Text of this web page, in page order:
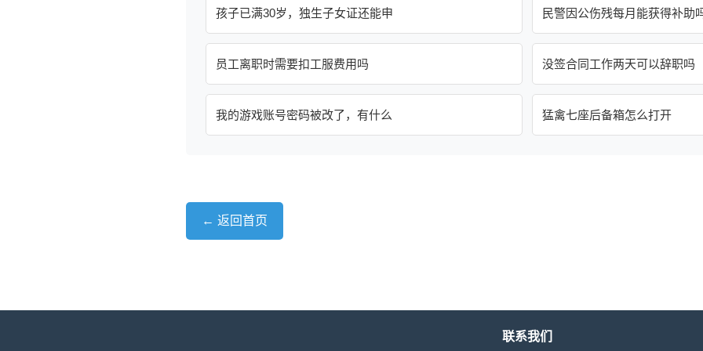
孩子已满30岁，独生子女证还能申 民警因公伤残每月能获得补助
员工离职时需要扣工服费用吗 没签合同工作两天可以辞职吗
我的游戏账号密码被改了，有什么 猛禽七座后备箱怎么打开
← 返回首页
联系我们